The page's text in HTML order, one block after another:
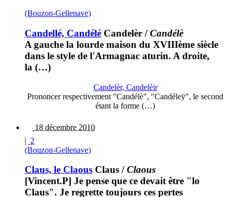
(Bouzon-Gellenave)
Candellé, Candélé Candelèr /Candélè
A gauche la lourde maison du XVIIIème siècle
dans le style de l'Armagnac aturin. A droite,
la (…)
Candelèr, Candelèir
Prononcer respectivement "Candélè", "Candéleÿ", le second
étant la forme (…)
18 décembre 2010
| 2
(Bouzon-Gellenave)
Claus, le Claous Claus /Claous
[Vincent.P] Je pense que ce devait être "lo
Claus". Je regrette toujours ces pertes